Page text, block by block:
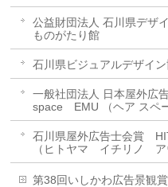
公益財団法人 石川県デザ
ものがたり館
石川県ビジュアルデザイ
一般社団法人 日本屋
space EMU （ヘア スペ
石川県屋外広告士会賞
（ヒトヤマ イチリノ ア
第38回いしかわ広告景観